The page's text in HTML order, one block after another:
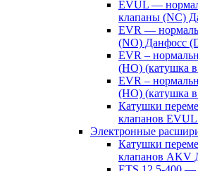
EVUL —
клапаны (NC)
EVR —
(NO) Данфосс
EVR –
(НО) (катушка в
EVR –
(НО) (катушка в
Катушки
клапанов
Электронные
Катушки
клапанов AKV